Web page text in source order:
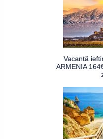
Vacanță
ARMENIA